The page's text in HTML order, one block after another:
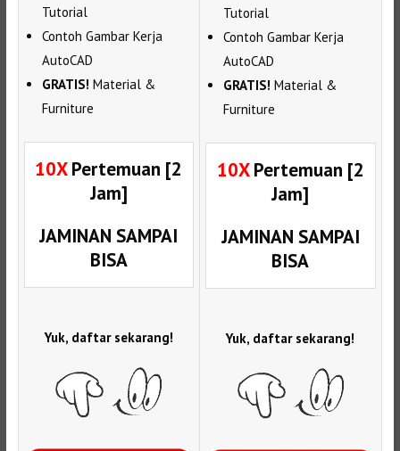
Tutorial
Contoh Gambar Kerja
AutoCAD
GRATIS! Material &
Furniture
10XPertemuan [2
Jam]
JAMINAN SAMPAI
BISA
Yuk, daftar sekarang!
Tutorial
Contoh Gambar Kerja
AutoCAD
GRATIS! Material &
Furniture
10XPertemuan [2
Jam]
JAMINAN SAMPAI
BISA
Yuk, daftar sekarang!